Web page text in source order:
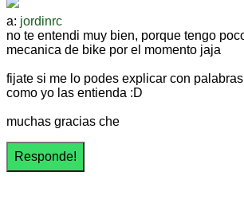
a: jordinrc
no te entendi muy bien, porque tengo
mecanica de bike por el momento jaja
fijate si me lo podes explicar con
como yo las entienda :D
muchas gracias che